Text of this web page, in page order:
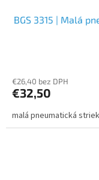
BGS 3315 | Malá
€26,40 bez DPH
€32,50
malá pneumatická